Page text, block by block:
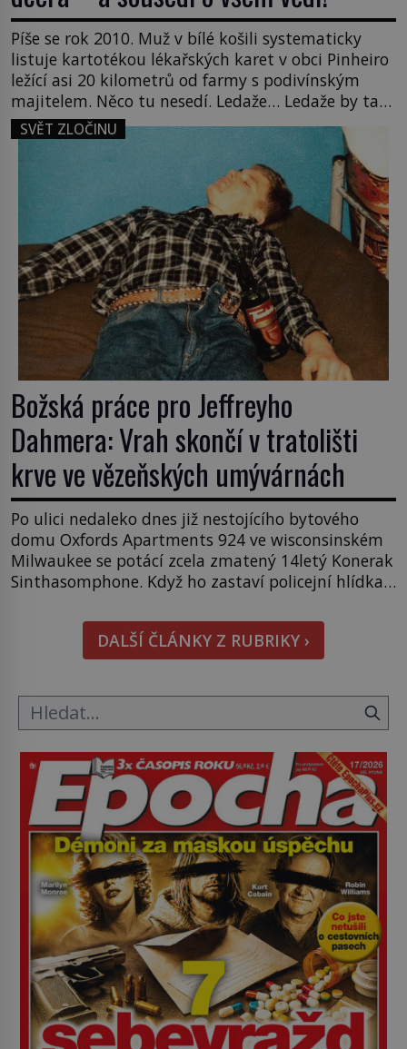
Píše se rok 2010. Muž v bílé košili systematicky
listuje kartotékou lékařských karet v obci Pinheiro
ležící asi 20 kilometrů od farmy s podivínským
majitelem. Něco tu nesedí. Ledaže… Ledaže by ta
mladá dívka z farmy byla ne manželkou, ale
dcerou – a všechny ty děti byly zplozené v incestu.
Na sociálním odboru jednoho z […]
SVĚT ZLOČINU
Božská práce pro Jeffreyho
Dahmera: Vrah skončí v tratolišti
krve ve vězeňských umývárnách
Po ulici nedaleko dnes již nestojícího bytového
domu Oxfords Apartments 924 ve wisconsinském
Milwaukee se potácí zcela zmatený 14letý Konerak
Sinthasomphone. Když ho zastaví policejní hlídka,
Strážníci ho dopraví zpět do udaného bytu. Oním
„kamarádem“ je ovšem jeden z nejslavnějších
vrahů, Jeffrey Dahmer (1960–1994). Je 27. května
DALŠÍ ČLÁNKY Z RUBRIKY ›